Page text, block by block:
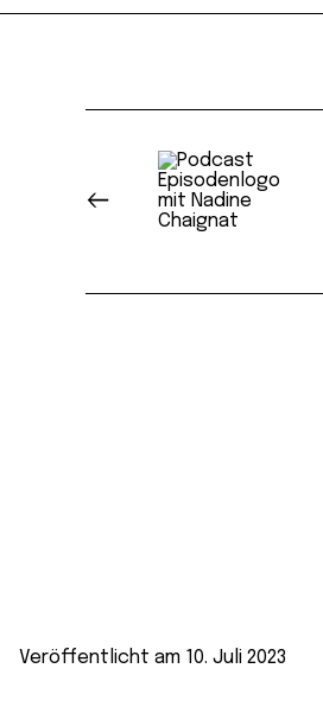
Veröffentlicht am 10. Juli 2023